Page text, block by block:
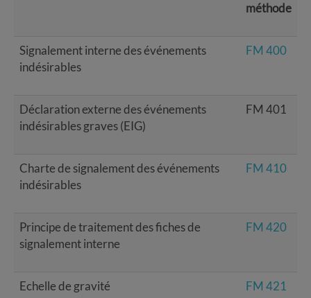
méthode
Signalement interne des événements
indésirables
FM 400
Déclaration externe des événements
indésirables graves (EIG)
FM 401
Charte de signalement des événements
indésirables
FM 410
Principe de traitement des fiches de
signalement interne
FM 420
Echelle de gravité FM 421